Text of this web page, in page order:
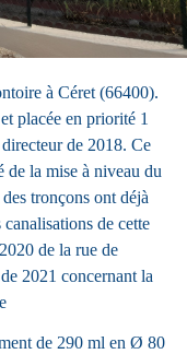
à Céret (66400).
placée en priorité 1
de 2018. Ce
de la mise à niveau du
tronçons ont déjà
de cette
de la rue de
2021 concernant la
de 290 ml en Ø 80